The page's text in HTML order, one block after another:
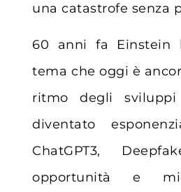
una catastrofe senza
60 anni fa Einstein
tema che oggi è
ritmo degli
diventato
ChatGPT3,
opportunità e